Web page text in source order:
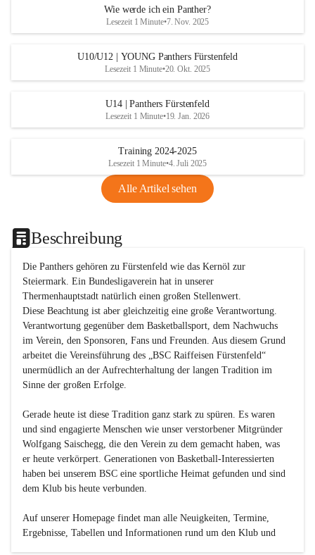
Wie werde ich ein Panther?
Lesezeit 1 Minute•7. Nov. 2025
U10/U12 | YOUNG Panthers Fürstenfeld
Lesezeit 1 Minute•20. Okt. 2025
U14 | Panthers Fürstenfeld
Lesezeit 1 Minute•19. Jan. 2026
Training 2024-2025
Lesezeit 1 Minute•4. Juli 2025
Alle Artikel sehen
Beschreibung
Die Panthers gehören zu Fürstenfeld wie das Kernöl zur
Steiermark. Ein Bundesligaverein hat in unserer
Thermenhauptstadt natürlich einen großen Stellenwert.
Diese Beachtung ist aber gleichzeitig eine große Verantwortung.
Verantwortung gegenüber dem Basketballsport, dem Nachwuchs
im Verein, den Sponsoren, Fans und Freunden. Aus diesem Grund
arbeitet die Vereinsführung des „BSC Raiffeisen Fürstenfeld“
unermüdlich an der Aufrechterhaltung der langen Tradition im
Sinne der großen Erfolge.
Gerade heute ist diese Tradition ganz stark zu spüren. Es waren
und sind engagierte Menschen wie unser verstorbener Mitgründer
Wolfgang Saischegg, die den Verein zu dem gemacht haben, was
er heute verkörpert. Generationen von Basketball-Interessierten
haben bei unserem BSC eine sportliche Heimat gefunden und sind
dem Klub bis heute verbunden.
Auf unserer Homepage findet man alle Neuigkeiten, Termine,
Ergebnisse, Tabellen und Informationen rund um den Klub und